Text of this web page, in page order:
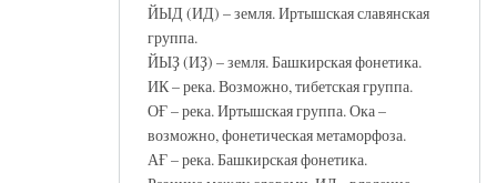
ЙЫД (ИД) – земля. Иртышская славянская
группа.
ЙЫҘ (ИҘ) – земля. Башкирская фонетика.
ИК – река. Возможно, тибетская группа.
ОҒ – река. Иртышская группа. Ока –
возможно, фонетическая метаморфоза.
АҒ – река. Башкирская фонетика.